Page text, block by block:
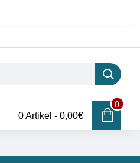
0 Artikel - 0,00€
0